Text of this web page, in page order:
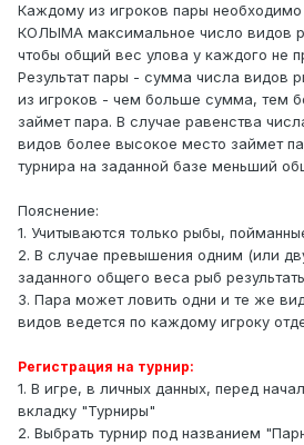
Каждому из игроков пары необходимо
КОЛЫМА максимальное число видов
чтобы общий вес улова у каждого не
Результат пары - сумма числа видов
из игроков - чем больше сумма, тем
займет пара. В случае равенства
видов более высокое место займет
турнира на заданной базе меньший
Пояснение:
1. Учитываются только рыбы,
2. В случае превышения одним (или
заданного общего веса рыб
3. Пара может ловить одни и те же
видов ведется по каждому игроку
Регистрация на турнир:
1. В игре, в личных данных, перед
вкладку "Турниры"
2. Выбрать турнир под названием